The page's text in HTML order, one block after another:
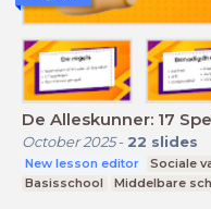
De Alleskunner: 17
October 2025- 22 slides
New lesson editor Sociale
Basisschool
Middelbare